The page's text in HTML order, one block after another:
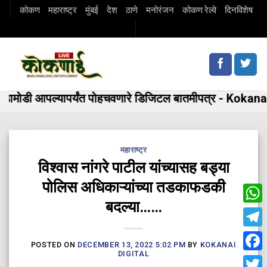
Skipकोकण महाराष्ट्र मुंबई देश ठाणे मनोरंजन कोकण रेल्वे दिनविशेष
आपल्यापर्यंत पोहचवणारे डिजिटल बातमीपत्र - Kokanai
महाराष्ट्र
विश्वास नांगरे पाटील यांच्यासह बड्या
पोलिस अधिकाऱ्यांच्या तडकाफडकी
बदल्या……
POSTED ON DECEMBER 13, 2022 5:02 PM BY KOKANAI
DIGITAL